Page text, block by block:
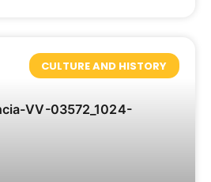
CULTURE AND HISTORY